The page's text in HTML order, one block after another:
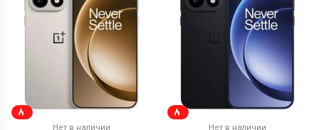
Нет в наличии Нет в наличии